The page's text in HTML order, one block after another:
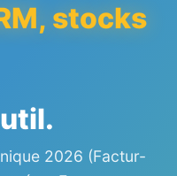
stocks
2026 (Factur-